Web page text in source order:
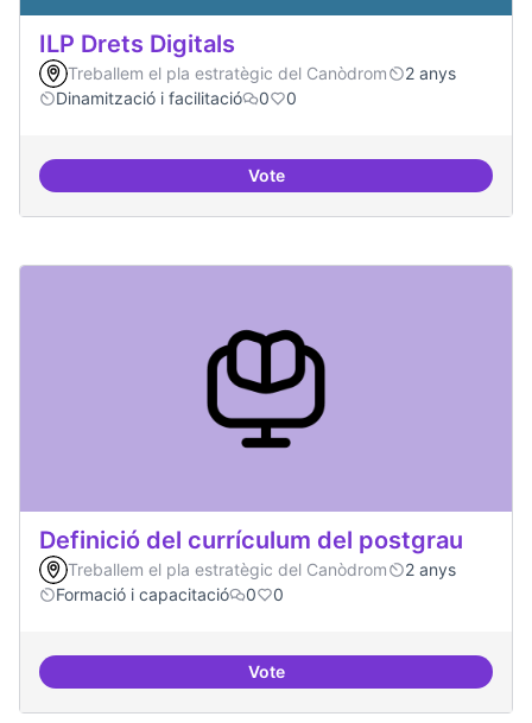
ILP Drets Digitals
Treballem el pla estratègic del Canòdrom
2 anys
Dinamització i facilitació
0 0
VoteILP Drets Digitals
Definició del currículum del postgrau
Treballem el pla estratègic del Canòdrom
2 anys
Formació i capacitació
0 0
VoteDefinició del currículum del